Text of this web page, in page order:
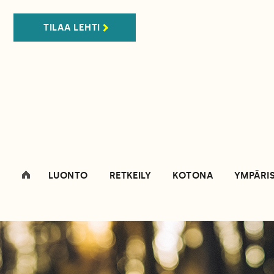
TILAA LEHTI
LUONTO RETKEILY KOTONA